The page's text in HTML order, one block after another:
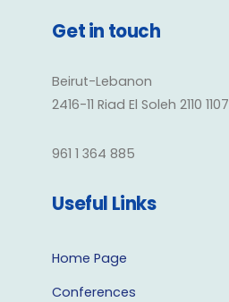
Get in touch
Beirut-Lebanon
2416-11 Riad El Soleh 2110 1107
961 1 364 885
Useful Links
Home Page
Conferences